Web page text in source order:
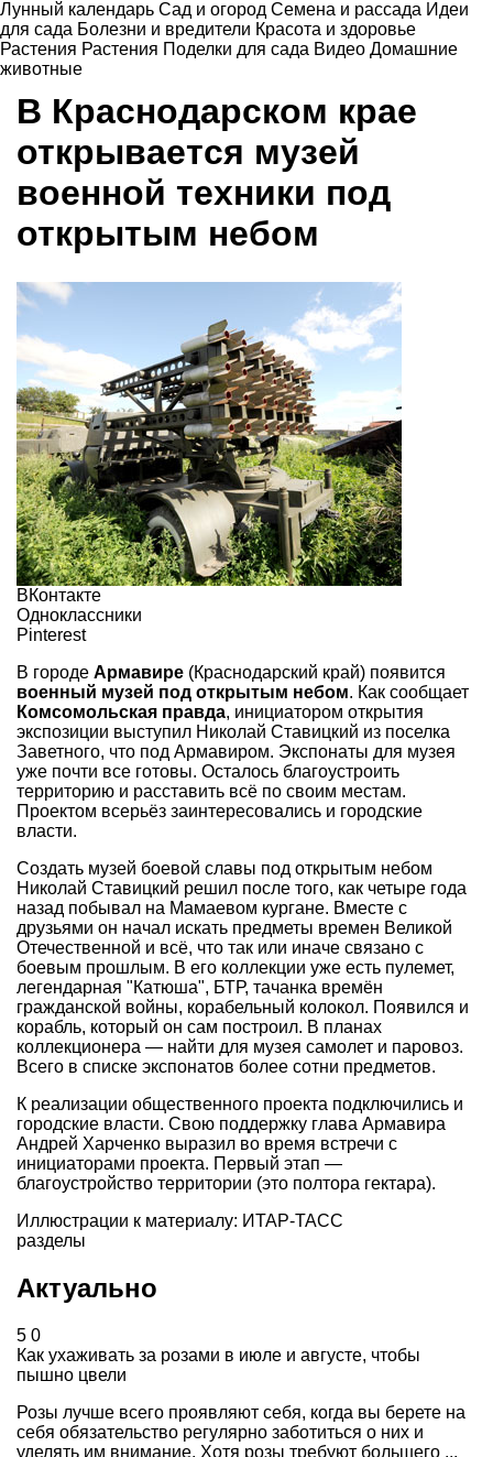
Лунный календарь Сад и огород Семена и рассада Идеи
для сада Болезни и вредители Красота и здоровье
Растения Растения Поделки для сада Видео Домашние
животные
В Краснодарском крае
открывается музей
военной техники под
открытым небом
ВКонтакте
Одноклассники
Pinterest
В городе Армавире (Краснодарский край) появится
военный музей под открытым небом. Как сообщает
Комсомольская правда, инициатором открытия
экспозиции выступил Николай Ставицкий из поселка
Заветного, что под Армавиром. Экспонаты для музея
уже почти все готовы. Осталось благоустроить
территорию и расставить всё по своим местам.
Проектом всерьёз заинтересовались и городские
власти.
Создать музей боевой славы под открытым небом
Николай Ставицкий решил после того, как четыре года
назад побывал на Мамаевом кургане. Вместе с
друзьями он начал искать предметы времен Великой
Отечественной и всё, что так или иначе связано с
боевым прошлым. В его коллекции уже есть пулемет,
легендарная "Катюша", БТР, тачанка времён
гражданской войны, корабельный колокол. Появился и
корабль, который он сам построил. В планах
коллекционера — найти для музея самолет и паровоз.
Всего в списке экспонатов более сотни предметов.
К реализации общественного проекта подключились и
городские власти. Свою поддержку глава Армавира
Андрей Харченко выразил во время встречи с
инициаторами проекта. Первый этап —
благоустройство территории (это полтора гектара).
Иллюстрации к материалу: ИТАР-ТАСС
разделы
Актуально
5 0
Как ухаживать за розами в июле и августе, чтобы
пышно цвели
Розы лучше всего проявляют себя, когда вы берете на
себя обязательство регулярно заботиться о них и
уделять им внимание. Хотя розы требуют большего ...